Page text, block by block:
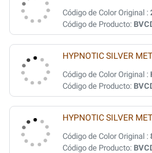
Código de Color Original :
Código de Producto:
HYPNOTIC SILVER
Código de Color Original :
Código de Producto:
HYPNOTIC SILVER
Código de Color Original :
Código de Producto: